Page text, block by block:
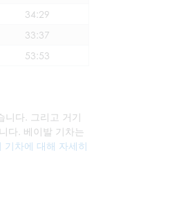
34:29
33:37
53:53
니다. 그리고 거기
다. 베이발 기차는
기차에 대해 자세히